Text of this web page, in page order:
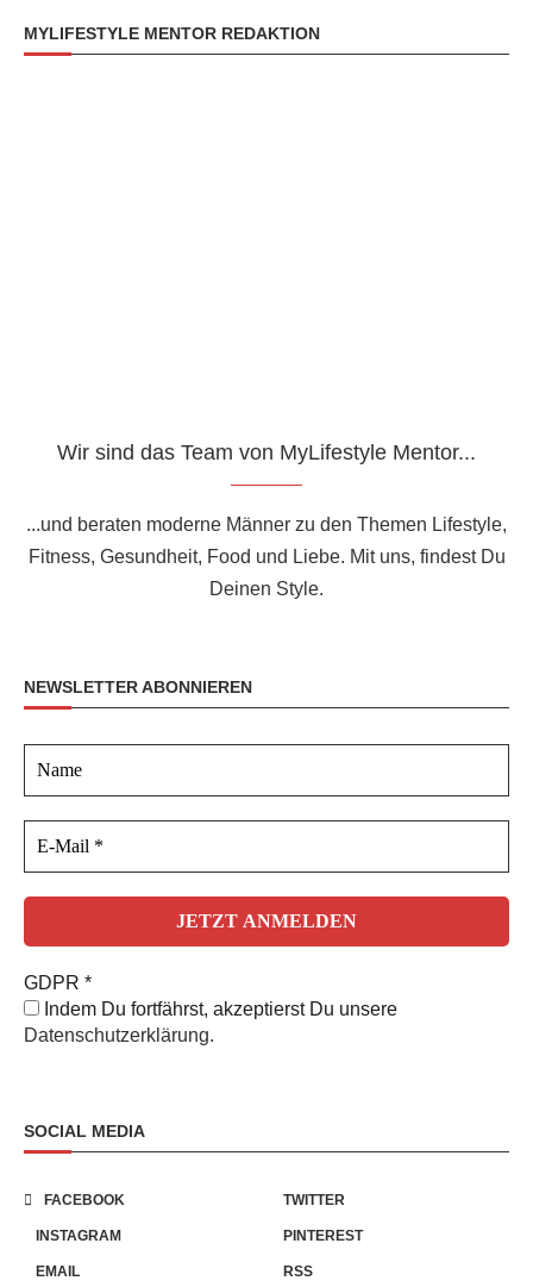
MYLIFESTYLE MENTOR REDAKTION
Wir sind das Team von MyLifestyle Mentor...
...und beraten moderne Männer zu den Themen Lifestyle,
Fitness, Gesundheit, Food und Liebe. Mit uns, findest Du
Deinen Style.
NEWSLETTER ABONNIEREN
GDPR *
Indem Du fortfährst, akzeptierst Du unsere
Datenschutzerklärung.
SOCIAL MEDIA
FACEBOOK TWITTER
INSTAGRAM PINTEREST
EMAIL RSS